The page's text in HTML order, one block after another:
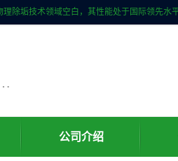
Saving Technology Co., Ltd
公司介绍